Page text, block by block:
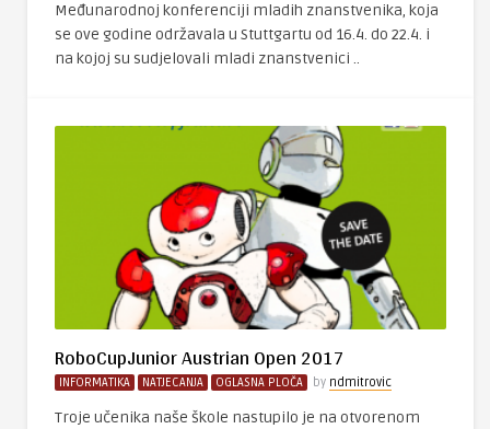
Međunarodnoj konferenciji mladih znanstvenika, koja
se ove godine održavala u Stuttgartu od 16.4. do 22.4. i
na kojoj su sudjelovali mladi znanstvenici ..
RoboCupJunior Austrian Open 2017
INFORMATIKA NATJECANJA OGLASNA PLOČA by ndmitrovic
Troje učenika naše škole nastupilo je na otvorenom